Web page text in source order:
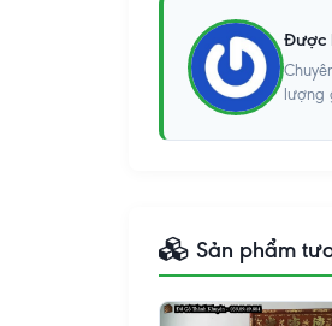
Được
lượng
Sản phẩm